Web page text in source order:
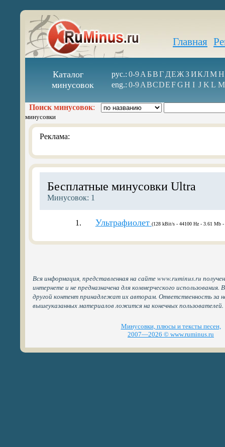
Главная
Каталог
минусовок
рус.: 0-9А БВГ ДЕЖ З ИКЛМН
eng.: 0-9ABCDEFGH I J K L M
Поиск минусовок:
минусовки
Реклама:
Бесплатные минусовки Ultra
Минусовок: 1
1. Ультрафиолет (128 kBit/s - 44100 Hz - 3.61 Mb -
Вся информация, представленная на сайте www.ruminus.ru
интернете и не предназначена для коммерческого
другой контент принадлежат их авторам. Ответственность за
вышеуказанных материалов ложится на конечных пользователей.
Минусовки, плюсы и тексты песен,
2007—2026 © www.ruminus.ru